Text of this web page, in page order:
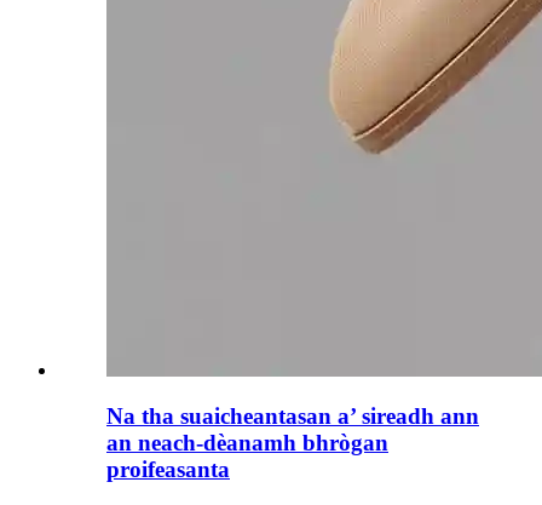
Na tha suaicheantasan a’ sireadh ann
an neach-dèanamh bhrògan
proifeasanta